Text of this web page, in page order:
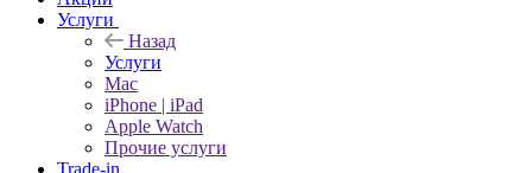
Услуги
Назад
Услуги
Mac
iPhone | iPad
Apple Watch
Прочие услуги
Trade-in